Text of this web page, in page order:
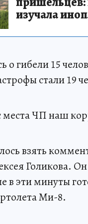
изучала
о гибели 15
стали 19
ЧП наш
взять
Голикова.
в эти минуты
Ми-8.